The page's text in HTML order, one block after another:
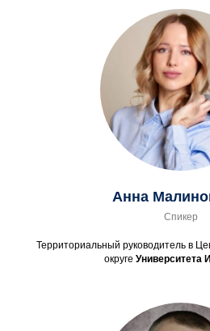
Анна
Спикер
Территориальный руководитель в
округе Университета